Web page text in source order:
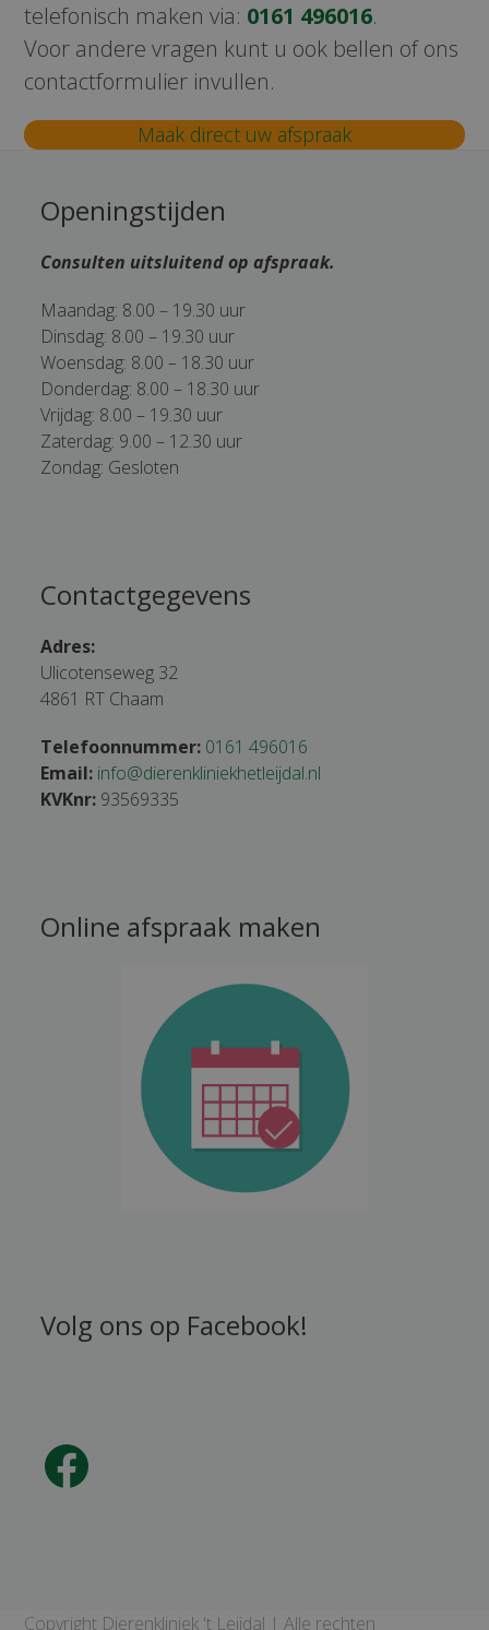
telefonisch maken via: 0161 496016.
Voor andere vragen kunt u ook bellen of ons
contactformulier invullen.
Maak direct uw afspraak
Openingstijden
Consulten uitsluitend op afspraak.
Maandag: 8.00 – 19.30 uur
Dinsdag: 8.00 – 19.30 uur
Woensdag: 8.00 – 18.30 uur
Donderdag: 8.00 – 18.30 uur
Vrijdag: 8.00 – 19.30 uur
Zaterdag: 9.00 – 12.30 uur
Zondag: Gesloten
Contactgegevens
Adres:
Ulicotenseweg 32
4861 RT Chaam
Telefoonnummer: 0161 496016
Email: info@dierenkliniekhetleijdal.nl
KVKnr: 93569335
Online afspraak maken
Volg ons op Facebook!
Facebook
Copyright Dierenkliniek 't Leijdal | Alle rechten